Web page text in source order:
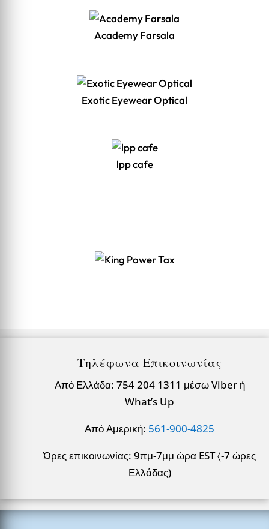
Academy Farsala
Exotic Eyewear Optical
lpp cafe
Τηλέφωνα Επικοινωνίας
Από Ελλάδα: 754 204 1311 μέσω Viber ή
What’s Up
Από Αμερική: 561-900-4825
Ώρες επικοινωνίας: 9πμ-7μμ ώρα EST 〈-7 ώρες
Ελλάδας)